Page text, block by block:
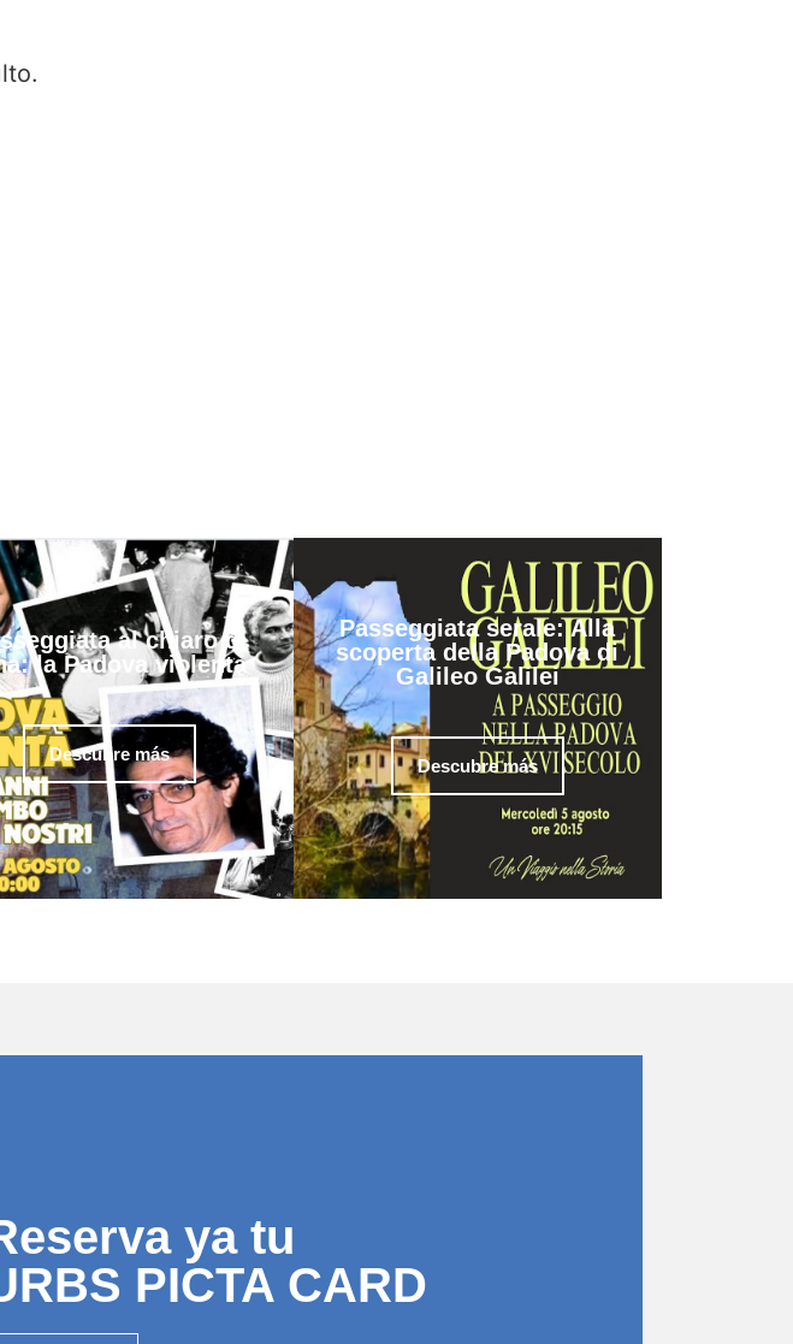
al chiaro di
la Padova violenta
Descubre más
Passeggiata serale: Alla
scoperta della Padova di
Galileo Galilei
Descubre más
ya tu
PICTA CARD